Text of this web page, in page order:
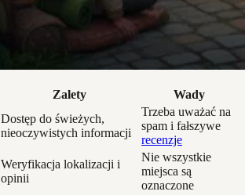
Zalety
Wady
Dostęp do świeżych,
nieoczywistych informacji
Trzeba uważać na
spam i fałszywe
recenzje
Weryfikacja lokalizacji i
opinii
Nie wszystkie
miejsca są
oznaczone